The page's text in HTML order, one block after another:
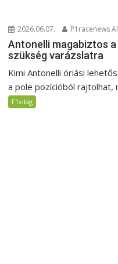
2026.06.07. P1racenews AI
Antonelli magabiztos
szükség varázslatra
Kimi Antonelli óriási
a pole pozícióból rajtolhat,
F1világ